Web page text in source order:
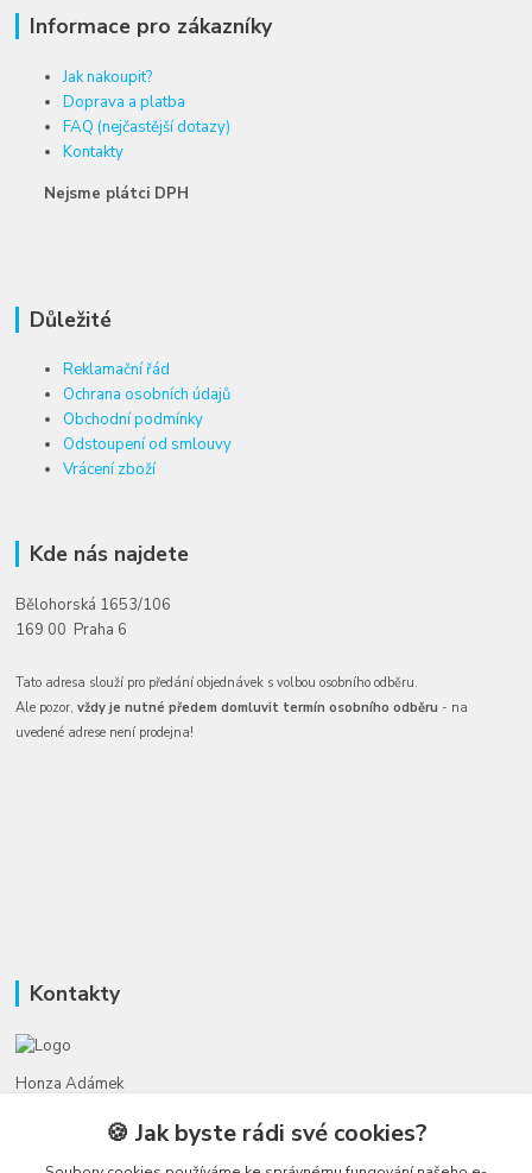
Informace pro zákazníky
Jak nakoupit?
Doprava a platba
FAQ (nejčastější dotazy)
Kontakty
Nejsme plátci DPH
Důležité
Reklamační řád
Ochrana osobních údajů
Obchodní podmínky
Odstoupení od smlouvy
Vrácení zboží
Kde nás najdete
Bělohorská 1653/106
169 00 Praha 6
Tato adresa slouží pro předání objednávek s volbou osobního odběru.
Ale pozor,vždy je nutné předem domluvit termín osobního odběru - na
uvedené adrese není prodejna!
Kontakty
Honza Adámek
(Po-Ne, 9-21 hod.)🍪 Jak byste rádi své cookies?